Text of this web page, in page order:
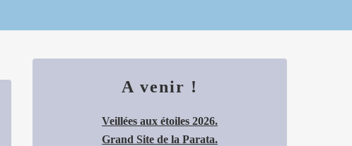
A venir !
Veillées aux étoiles 2026.
Grand Site de la Parata.